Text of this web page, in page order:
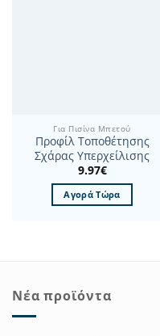
Για Πισίνα Μπετού
Προφίλ Τοποθέτησης
Σχάρας Υπερχείλισης
9.97€
Αγορά Τώρα
Νέα προϊόντα